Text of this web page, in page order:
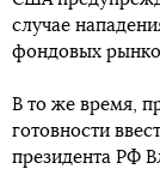
случае
фондовых
В то же время,
готовности
президента РФ